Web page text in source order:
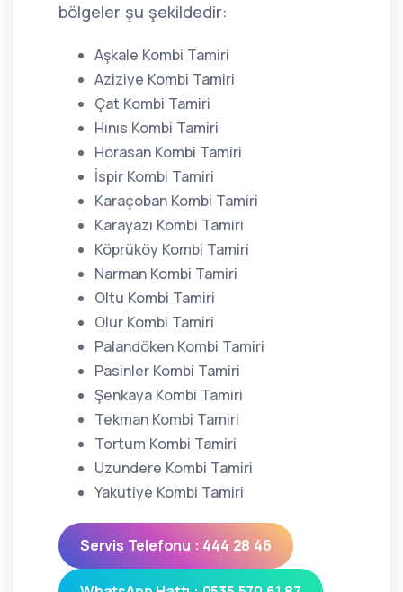
bölgeler şu şekildedir:
Aşkale Kombi Tamiri
Aziziye Kombi Tamiri
Çat Kombi Tamiri
Hınıs Kombi Tamiri
Horasan Kombi Tamiri
İspir Kombi Tamiri
Karaçoban Kombi Tamiri
Karayazı Kombi Tamiri
Köprüköy Kombi Tamiri
Narman Kombi Tamiri
Oltu Kombi Tamiri
Olur Kombi Tamiri
Palandöken Kombi Tamiri
Pasinler Kombi Tamiri
Şenkaya Kombi Tamiri
Tekman Kombi Tamiri
Tortum Kombi Tamiri
Uzundere Kombi Tamiri
Yakutiye Kombi Tamiri
Servis Telefonu : 444 28 46